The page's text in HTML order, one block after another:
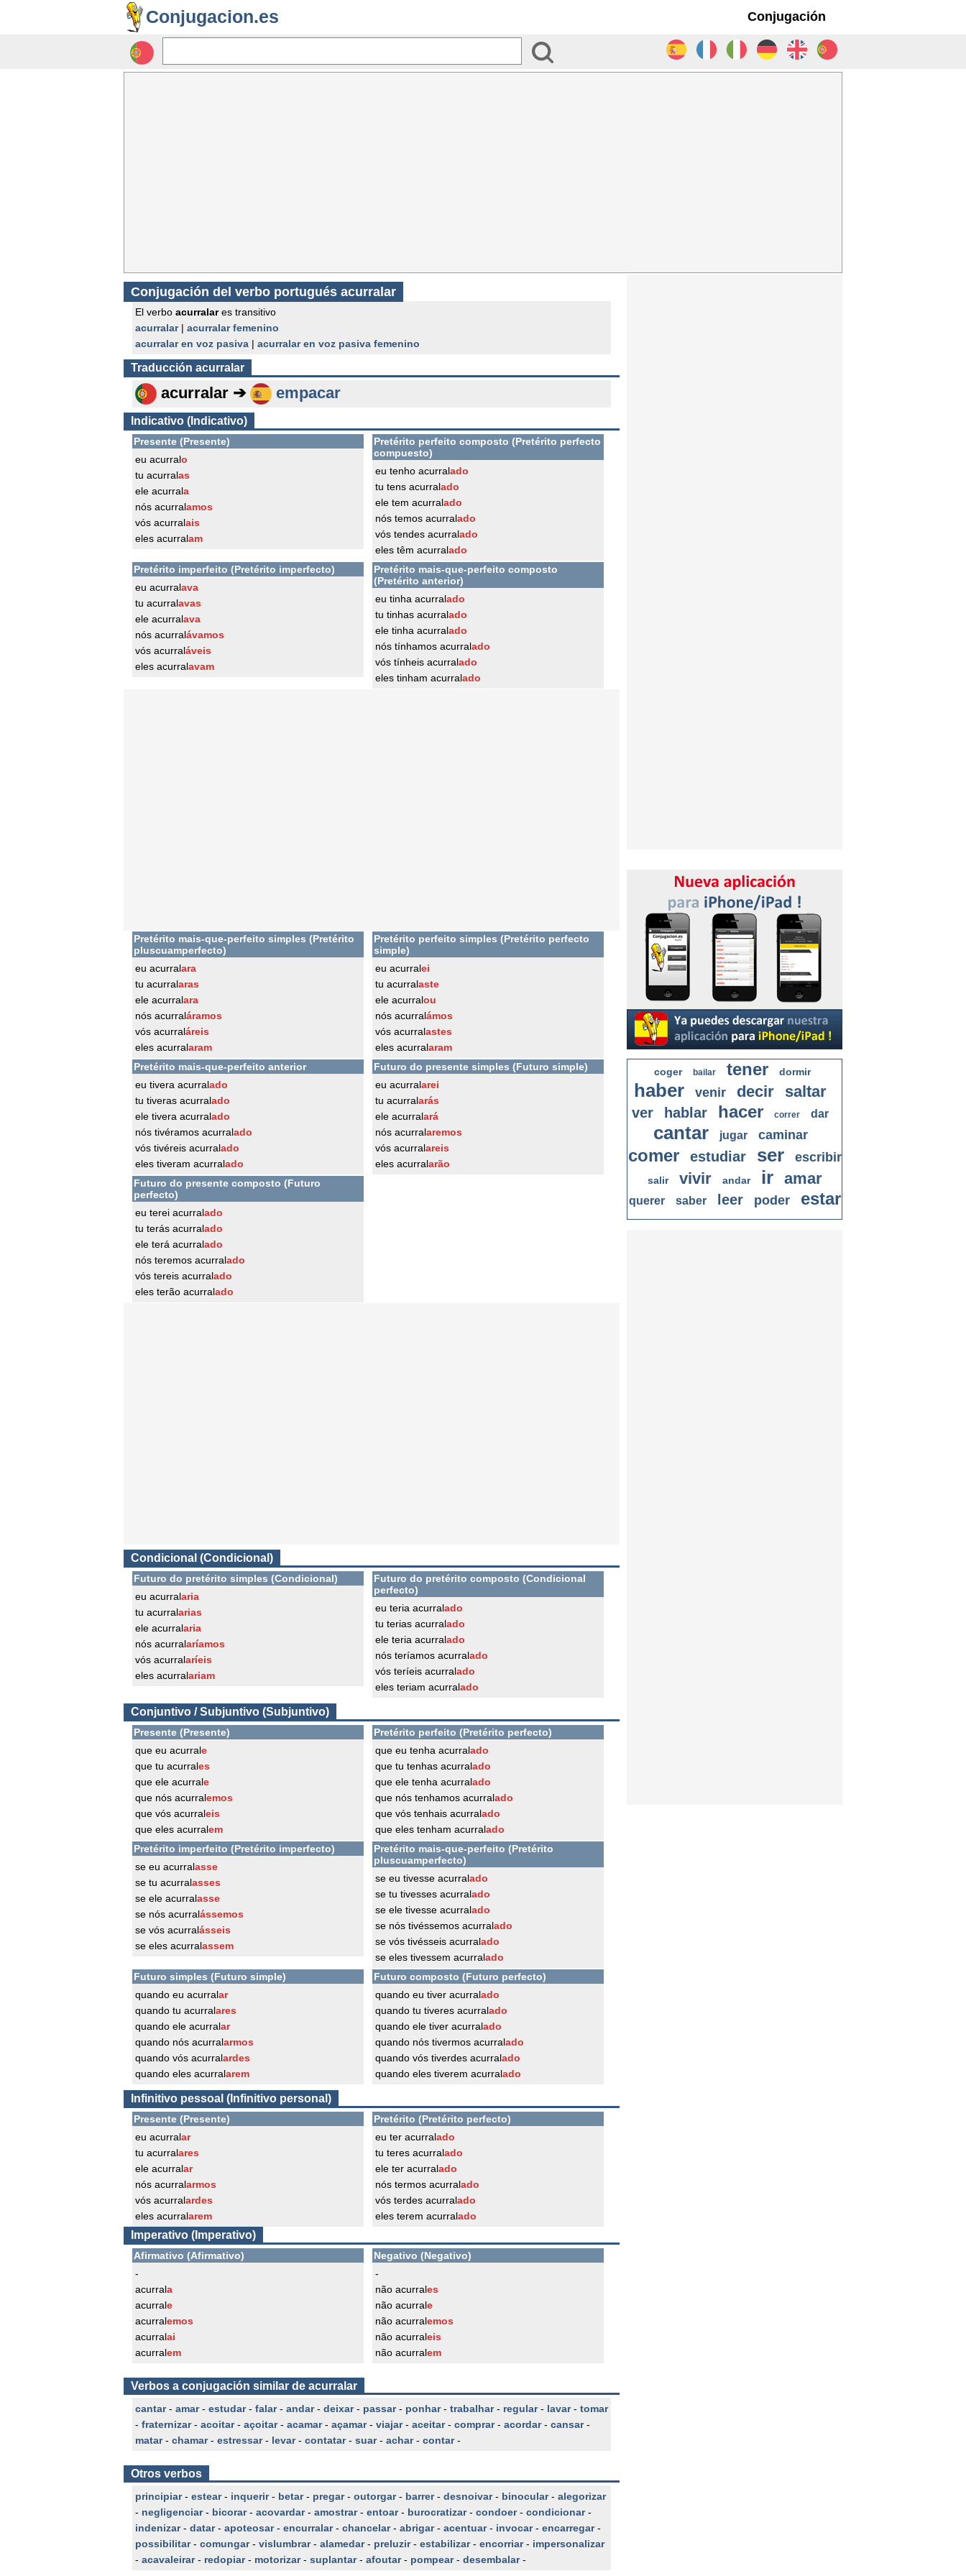
Conjugacion.es Conjugación
Conjugación del verbo portugués acurralar
El verbo acurralares transitivo
acurralar| acurralar femenino
acurralar en voz pasiva | acurralar en voz pasiva femenino
Traducción acurralar
acurralar ➔ empacar
Indicativo (Indicativo)
Presente (Presente)
eu acurralo
tu acurralas
ele acurrala
nós acurralamos
vós acurralais
eles acurralam
Pretérito perfeito composto (Pretérito perfecto
compuesto)
eu tenho acurralado
tu tens acurralado
ele tem acurralado
nós temos acurralado
vós tendes acurralado
eles têm acurralado
Pretérito imperfeito (Pretérito imperfecto)
eu acurralava
tu acurralavas
ele acurralava
nós acurralávamos
vós acurraláveis
eles acurralavam
Pretérito mais-que-perfeito composto
(Pretérito anterior)
eu tinha acurralado
tu tinhas acurralado
ele tinha acurralado
nós tínhamos acurralado
vós tínheis acurralado
eles tinham acurralado
Pretérito mais-que-perfeito simples (Pretérito
pluscuamperfecto)
eu acurralara
tu acurralaras
ele acurralara
nós acurraláramos
vós acurraláreis
eles acurralaram
Pretérito perfeito simples (Pretérito perfecto
simple)
eu acurralei
tu acurralaste
ele acurralou
nós acurralámos
vós acurralastes
eles acurralaram
Pretérito mais-que-perfeito anterior
eu tivera acurralado
tu tiveras acurralado
ele tivera acurralado
nós tivéramos acurralado
vós tivéreis acurralado
eles tiveram acurralado
Futuro do presente simples (Futuro simple)
eu acurralarei
tu acurralarás
ele acurralará
nós acurralaremos
vós acurralareis
eles acurralarão
Futuro do presente composto (Futuro
perfecto)
eu terei acurralado
tu terás acurralado
ele terá acurralado
nós teremos acurralado
vós tereis acurralado
eles terão acurralado
Condicional (Condicional)
Futuro do pretérito simples (Condicional)
eu acurralaria
tu acurralarias
ele acurralaria
nós acurralaríamos
vós acurralaríeis
eles acurralariam
Futuro do pretérito composto (Condicional
perfecto)
eu teria acurralado
tu terias acurralado
ele teria acurralado
nós teríamos acurralado
vós teríeis acurralado
eles teriam acurralado
Conjuntivo / Subjuntivo (Subjuntivo)
Presente (Presente)
que eu acurrale
que tu acurrales
que ele acurrale
que nós acurralemos
que vós acurraleis
que eles acurralem
Pretérito perfeito (Pretérito perfecto)
que eu tenha acurralado
que tu tenhas acurralado
que ele tenha acurralado
que nós tenhamos acurralado
que vós tenhais acurralado
que eles tenham acurralado
Pretérito imperfeito (Pretérito imperfecto)
se eu acurralasse
se tu acurralasses
se ele acurralasse
se nós acurralássemos
se vós acurralásseis
se eles acurralassem
Pretérito mais-que-perfeito (Pretérito
pluscuamperfecto)
se eu tivesse acurralado
se tu tivesses acurralado
se ele tivesse acurralado
se nós tivéssemos acurralado
se vós tivésseis acurralado
se eles tivessem acurralado
Futuro simples (Futuro simple)
quando eu acurralar
quando tu acurralares
quando ele acurralar
quando nós acurralarmos
quando vós acurralardes
quando eles acurralarem
Futuro composto (Futuro perfecto)
quando eu tiver acurralado
quando tu tiveres acurralado
quando ele tiver acurralado
quando nós tivermos acurralado
quando vós tiverdes acurralado
quando eles tiverem acurralado
Infinitivo pessoal (Infinitivo personal)
Presente (Presente)
eu acurralar
tu acurralares
ele acurralar
nós acurralarmos
vós acurralardes
eles acurralarem
Pretérito (Pretérito perfecto)
eu ter acurralado
tu teres acurralado
ele ter acurralado
nós termos acurralado
vós terdes acurralado
eles terem acurralado
Imperativo (Imperativo)
Afirmativo (Afirmativo)
-
acurrala
acurrale
acurralemos
acurralai
acurralem
Negativo (Negativo)
-
não acurrales
não acurrale
não acurralemos
não acurraleis
não acurralem
Verbos a conjugación similar de acurralar
cantar- amar- estudar- falar- andar- deixar- passar- ponhar- trabalhar- regular- lavar- tomar
- fraternizar- acoitar- açoitar- acamar- açamar- viajar- aceitar- comprar- acordar- cansar-
matar- chamar- estressar- levar- contatar- suar- achar- contar-
Otros verbos
principiar- estear- inquerir- betar- pregar- outorgar- barrer- desnoivar- binocular- alegorizar
- negligenciar- bicorar- acovardar- amostrar- entoar- burocratizar- condoer- condicionar-
indenizar- datar- apoteosar- encurralar- chancelar- abrigar- acentuar- invocar- encarregar-
possibilitar- comungar- vislumbrar- alamedar- preluzir- estabilizar- encorriar- impersonalizar
- acavaleirar- redopiar- motorizar- suplantar- afoutar- pompear- desembalar-
coger bailar tener dormir
haber venir decir saltar
ver hablar hacer correr dar
cantar jugar caminar
comer estudiar ser escribir
salir vivir andar ir amar
querer saber leer poder estar